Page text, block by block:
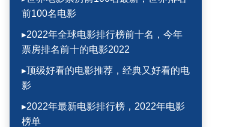
前100名电影
▸2022年全球电影排行榜前十名，今年
票房排名前十的电影2022
▸顶级好看的电影推荐，经典又好看的电
影
▸2022年最新电影排行榜，2022年电影
榜单